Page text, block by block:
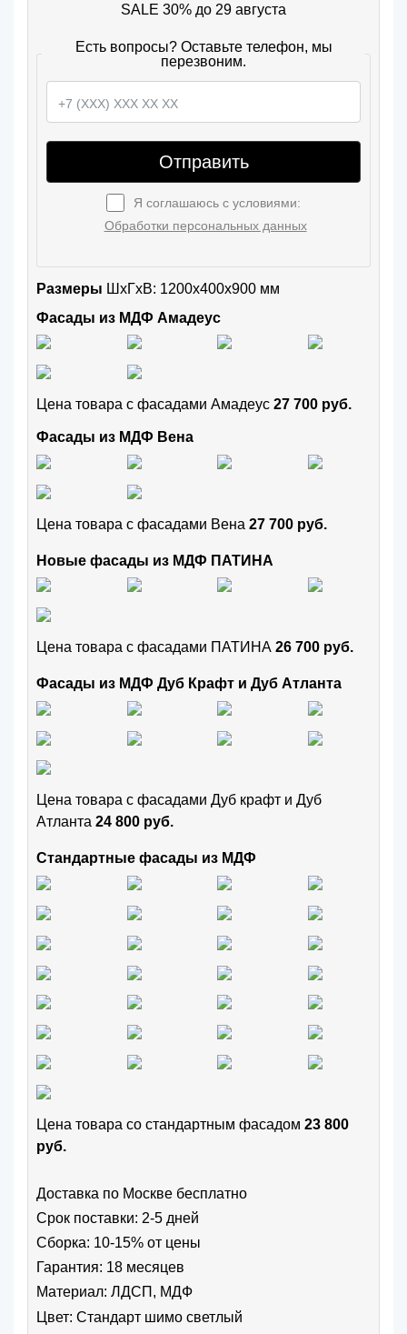
SALE 30% до 29 августа
Есть вопросы? Оставьте телефон, мы
перезвоним.
Отправить
Я соглашаюсь с условиями:
Обработки персональных данных
Размеры ШxГхВ: 1200x400x900 мм
Фасады из МДФ Амадеус
Цена товара с фасадами Амадеус 27 700 руб.
Фасады из МДФ Вена
Цена товара с фасадами Вена 27 700 руб.
Новые фасады из МДФ ПАТИНА
Цена товара с фасадами ПАТИНА 26 700 руб.
Фасады из МДФ Дуб Крафт и Дуб Атланта
Цена товара с фасадами Дуб крафт и Дуб
Атланта 24 800 руб.
Стандартные фасады из МДФ
Цена товара cо стандартным фасадом 23 800
руб.
Доставка по Москве бесплатно
Срок поставки: 2-5 дней
Сборка: 10-15% от цены
Гарантия: 18 месяцев
Материал: ЛДСП, МДФ
Цвет: Стандарт шимо светлый